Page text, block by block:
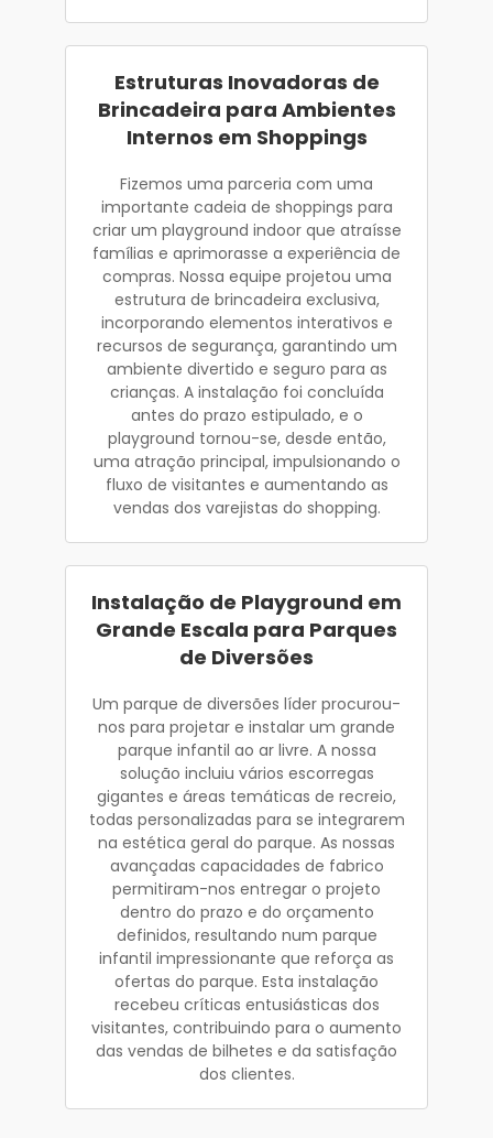
Estruturas Inovadoras de
Brincadeira para Ambientes
Internos em Shoppings
Fizemos uma parceria com uma
importante cadeia de shoppings para
criar um playground indoor que atraísse
famílias e aprimorasse a experiência de
compras. Nossa equipe projetou uma
estrutura de brincadeira exclusiva,
incorporando elementos interativos e
recursos de segurança, garantindo um
ambiente divertido e seguro para as
crianças. A instalação foi concluída
antes do prazo estipulado, e o
playground tornou-se, desde então,
uma atração principal, impulsionando o
fluxo de visitantes e aumentando as
vendas dos varejistas do shopping.
Instalação de Playground em
Grande Escala para Parques
de Diversões
Um parque de diversões líder procurou-
nos para projetar e instalar um grande
parque infantil ao ar livre. A nossa
solução incluiu vários escorregas
gigantes e áreas temáticas de recreio,
todas personalizadas para se integrarem
na estética geral do parque. As nossas
avançadas capacidades de fabrico
permitiram-nos entregar o projeto
dentro do prazo e do orçamento
definidos, resultando num parque
infantil impressionante que reforça as
ofertas do parque. Esta instalação
recebeu críticas entusiásticas dos
visitantes, contribuindo para o aumento
das vendas de bilhetes e da satisfação
dos clientes.